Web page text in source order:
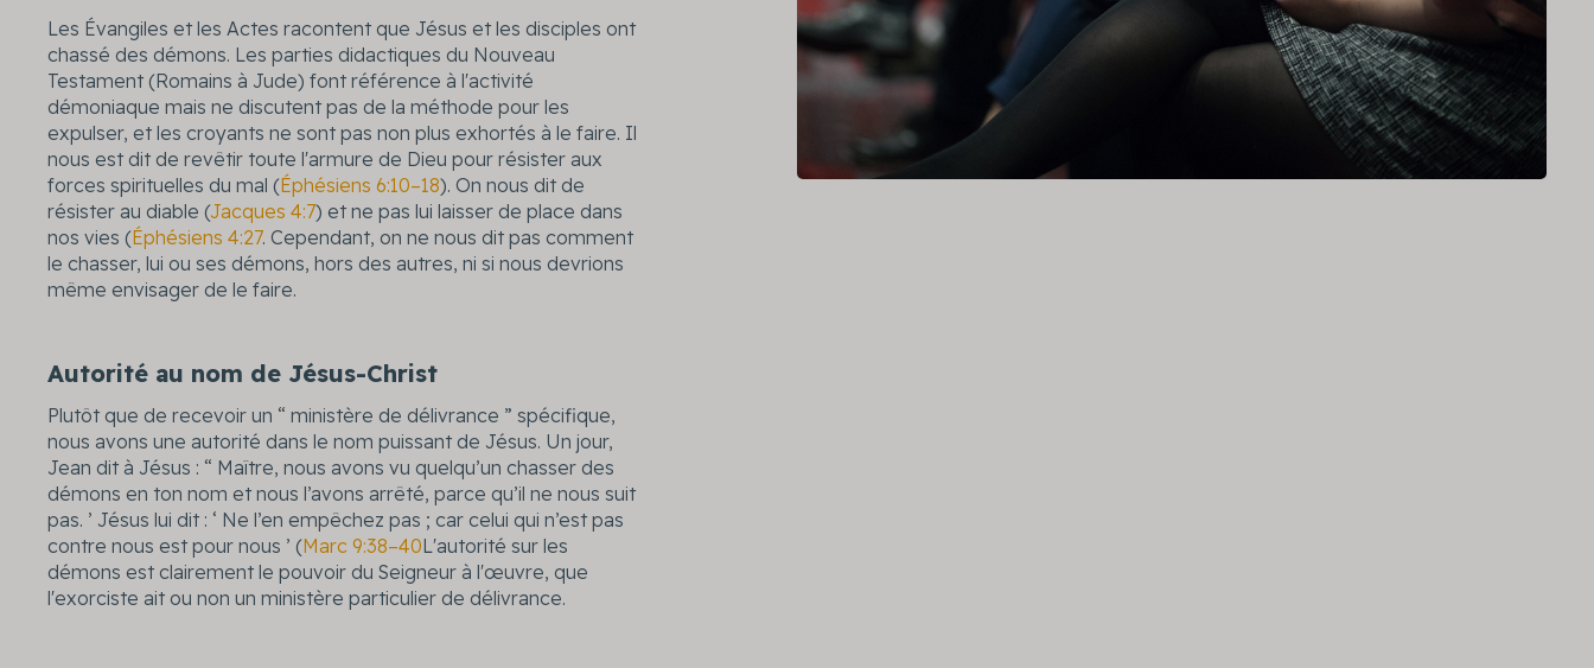
Les Évangiles et les Actes racontent que Jésus et les disciples ont
chassé des démons. Les parties didactiques du Nouveau
Testament (Romains à Jude) font référence à l'activité
démoniaque mais ne discutent pas de la méthode pour les
expulser, et les croyants ne sont pas non plus exhortés à le faire. Il
nous est dit de revêtir toute l'armure de Dieu pour résister aux
forces spirituelles du mal (Éphésiens 6:10–18). On nous dit de
résister au diable (Jacques 4:7) et ne pas lui laisser de place dans
nos vies (Éphésiens 4:27. Cependant, on ne nous dit pas comment
le chasser, lui ou ses démons, hors des autres, ni si nous devrions
même envisager de le faire.
Autorité au nom de Jésus-Christ
Plutôt que de recevoir un “ ministère de délivrance ” spécifique,
nous avons une autorité dans le nom puissant de Jésus. Un jour,
Jean dit à Jésus : “ Maître, nous avons vu quelqu’un chasser des
démons en ton nom et nous l’avons arrêté, parce qu’il ne nous suit
pas. ’ Jésus lui dit : ‘ Ne l’en empêchez pas ; car celui qui n’est pas
contre nous est pour nous ’ (Marc 9:38–40L'autorité sur les
démons est clairement le pouvoir du Seigneur à l'œuvre, que
l'exorciste ait ou non un ministère particulier de délivrance.